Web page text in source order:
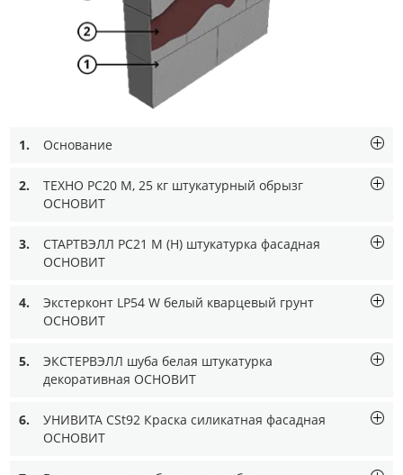
1. Основание
2.
ТЕХНО PC20 M, 25 кг штукатурный обрызг
ОСНОВИТ
3.
СТАРТВЭЛЛ PC21 M (Н) штукатурка фасадная
ОСНОВИТ
4.
Экстерконт LP54 W белый кварцевый грунт
ОСНОВИТ
5.
ЭКСТЕРВЭЛЛ шуба белая штукатурка
декоративная ОСНОВИТ
6.
УНИВИТА CSt92 Краска силикатная фасадная
ОСНОВИТ